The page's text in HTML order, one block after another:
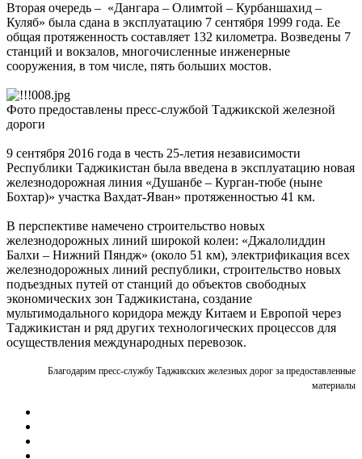
Вторая очередь – «Дангара – Олимтой – Курбаншахид –
Куляб» была сдана в эксплуатацию 7 сентября 1999 года. Ее
общая протяженность составляет 132 километра. Возведены 7
станций и вокзалов, многочисленные инженерные
сооружения, в том числе, пять больших мостов.
Фото предоставлены пресс-службой Таджикской железной
дороги
9 сентября 2016 года в честь 25-летия независимости
Республики Таджикистан была введена в эксплуатацию новая
железнодорожная линия «Душанбе – Курган-тюбе (ныне
Бохтар)» участка Вахдат-Яван» протяженностью 41 км.
В перспективе намечено строительство новых
железнодорожных линий широкой колеи: «Джалолиддин
Балхи – Нижний Пяндж» (около 51 км), электрификация всех
железнодорожных линий республики, строительство новых
подъездных путей от станций до объектов свободных
экономических зон Таджикистана, создание
мультимодального коридора между Китаем и Европой через
Таджикистан и ряд других технологических процессов для
осуществления международных перевозок.
Благодарим пресс-службу Таджикских железных дорог за предоставленные
материалы